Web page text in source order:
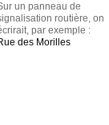
un panneau de
routière, on
par exemple :
des Morilles